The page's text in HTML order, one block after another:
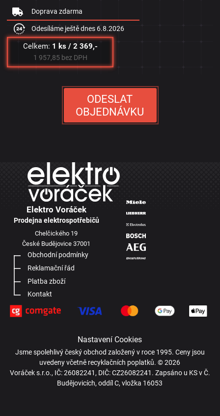
Doprava zdarma
Odesíláme ještě dnes 6.8.2026
Celkem: 1 ks / 2 369,-
1 957,85 bez DPH
ODESLAT
OBJEDNÁVKU
Elektro Voráček
Prodejna elektrospotřebičů
Chelčického 19
České Budějovice 37001
Obchodní podmínky
Reklamační řád
Platba zboží
Kontakt
Nastavení Cookies
Jsme spolehlivý český obchod založený v roce 1995. Ceny jsou
uvedeny včetně recyklačních poplatků. © 2026
Voráček s.r.o., IČ: 26082241, DIČ: CZ26082241. Zapsáno u KS v Č.
Budějovicích, oddíl C, vložka 16053